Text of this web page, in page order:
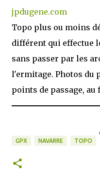
jpdugene.com
Topo plus ou moins
différent qui effectue
sans passer par les
l'ermitage. Photos du
points de passage,
GPX NAVARRE TOPO